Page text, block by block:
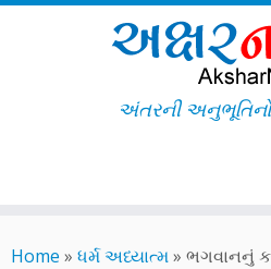
to
અંતરની અનુભૂતિનો
Home » ધર્મ અધ્યાત્મ» ભગવાનનું